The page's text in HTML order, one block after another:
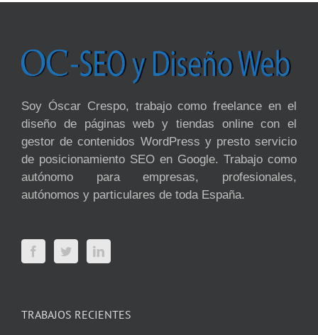
Soy Óscar Crespo, trabajo como freelance en el
diseño de páginas web y tiendas online con el
gestor de contenidos WordPress y presto servicio
de posicionamiento SEO en Google. Trabajo como
autónomo para empresas, profesionales,
autónomos y particulares de toda España.
TRABAJOS RECIENTES